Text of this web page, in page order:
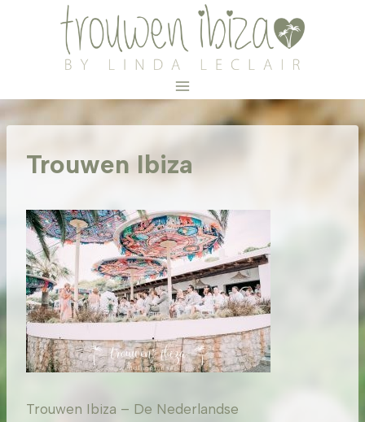
Trouwen Ibiza
Trouwen Ibiza – De Nederlandse